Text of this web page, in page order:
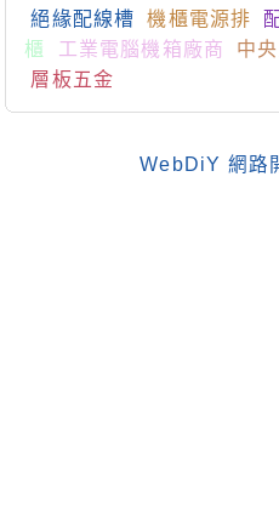
絕緣配線槽
機櫃電源排
櫃
工業電腦機箱廠商 中
層板五金
WebDiY 網路